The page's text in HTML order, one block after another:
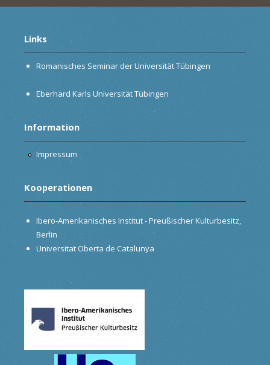
Links
Romanisches Seminar der Universität Tübingen
Eberhard Karls Universität Tübingen
Information
Impressum
Kooperationen
Ibero-Amerikanisches Institut - Preußischer Kulturbesitz,
Berlin
Universitat Oberta de Catalunya